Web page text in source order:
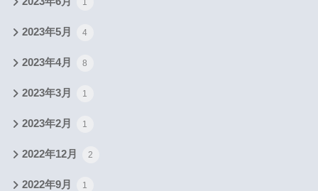
1
2023年5月 4
2023年4月 8
2023年3月 1
2023年2月 1
2022年12月 2
2022年9月 1